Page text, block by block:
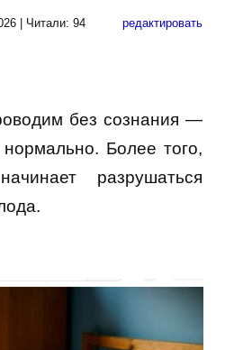
редактировать
| Читали: 94
без сознания —
Более того,
разрушаться